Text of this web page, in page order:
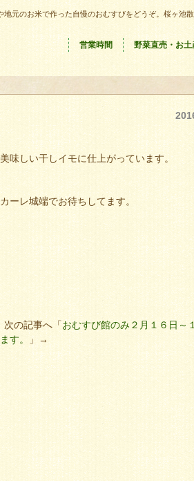
地元のお米で作った自慢のおむすびをどうぞ。桜ヶ池
営業時間 野菜直売・お土
味しい干しイモに仕上がっています。
ーレ城端でお待ちしてます。
の記事へ「おむすび館のみ２月１６日～
す。
」→